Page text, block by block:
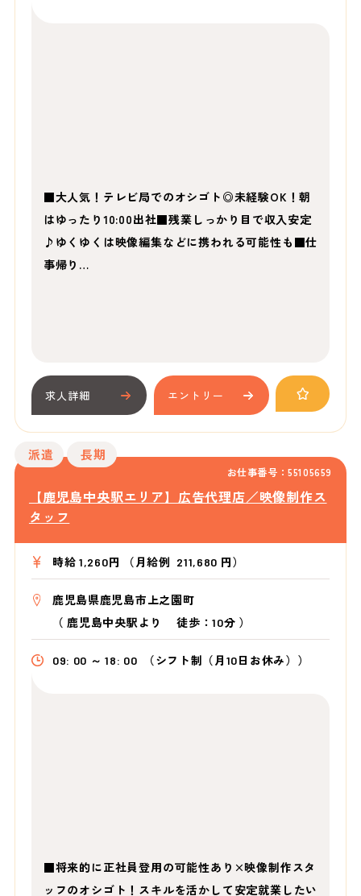
■大人気！テレビ局でのオシゴト◎未経験OK！朝
はゆったり10:00出社■残業しっかり目で収入安定
♪ゆくゆくは映像編集などに携われる可能性も■仕
事帰り…
求人詳細 エントリー
お仕事番号：55105659
派遣 長期
【鹿児島中央駅エリア】広告代理店／映像制作ス
タッフ
時給 1,260円 （月給例 211,680 円）
鹿児島県鹿児島市上之園町
（ 鹿児島中央駅より徒歩：10分 ）
09: 00 ～ 18: 00 （シフト制（月10日お休み））
■将来的に正社員登用の可能性あり×映像制作スタ
ッフのオシゴト！スキルを活かして安定就業したい